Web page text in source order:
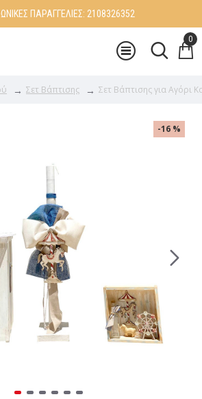
ΠΑΡΑΓΓΕΛΙΕΣ: 2108326352
0
Σετ Βάπτισης Σετ Βάπτισης για Αγόρι
-16 %